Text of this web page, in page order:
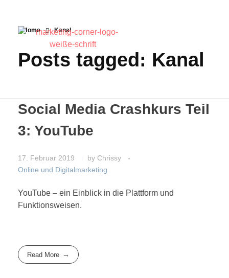
Home Kanal
Posts tagged: Kanal
Social Media Crashkurs Teil
3: YouTube
17. Februar 2019 by Chrissy
Online und Digitalmarketing
YouTube – ein Einblick in die Plattform und
Funktionsweisen.
Read More